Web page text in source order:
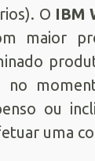
O IBM
maior
no
ou
uma